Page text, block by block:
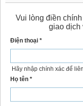
Vui lòng điền
giao dịch
Điện thoại *
Hãy nhập chính xác để
Họ tên *